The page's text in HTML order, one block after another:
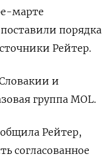
марте
порядка
Рейтер.
и
группа MOL.
Рейтер,
согласованное